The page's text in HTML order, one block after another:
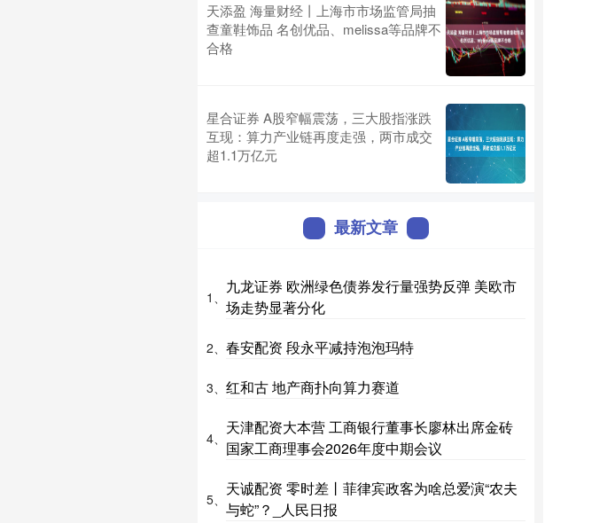
天添盈 海量财经丨上海市市场监管局抽
查童鞋饰品 名创优品、melissa等品牌不
合格
星合证券 A股窄幅震荡，三大股指涨跌
互现：算力产业链再度走强，两市成交
超1.1万亿元
最新文章
1、
九龙证券 欧洲绿色债券发行量强势反弹 美欧市
场走势显著分化
2、 春安配资 段永平减持泡泡玛特
3、 红和古 地产商扑向算力赛道
4、
天津配资大本营 工商银行董事长廖林出席金砖
国家工商理事会2026年度中期会议
5、
天诚配资 ‍‍零时差丨菲律宾政客为啥总爱演“农夫
与蛇”？_人民日报